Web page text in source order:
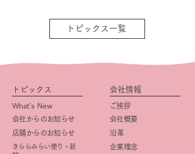
トピックス一覧
トピックス
What’s New
会社からのお知らせ
店舗からのお知らせ
きららみらい便り・新
会社情報
ご挨拶
会社概要
​沿革
企業理念